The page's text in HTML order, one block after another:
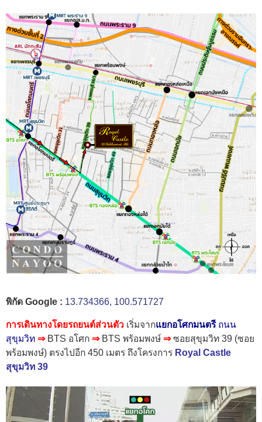
พิกัด Google : 13.734366, 100.571727
การเดินทางโดยรถยนต์ส่วนตัว เริ่มจากแยกอโศกมนตรี ถนน
สุขุมวิท ⇒ BTS อโศก ⇒ BTS พร้อมพงษ์ ⇒ซอยสุขุมวิท 39 (ซอย
พร้อมพงษ์) ตรงไปอีก 450 เมตร ถึงโครงการ Royal Castle
สุขุมวิท 39